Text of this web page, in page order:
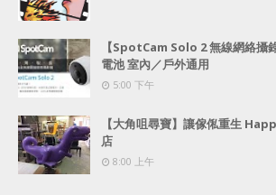
【SpotCam Solo 2 無線網絡攝
電池 室內／戶外通用
5:00 下午
【大角咀尋寶】讓傢俬重生
店
8:00 上午